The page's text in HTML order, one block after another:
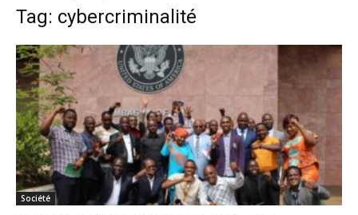
Tag: cybercriminalité
Société